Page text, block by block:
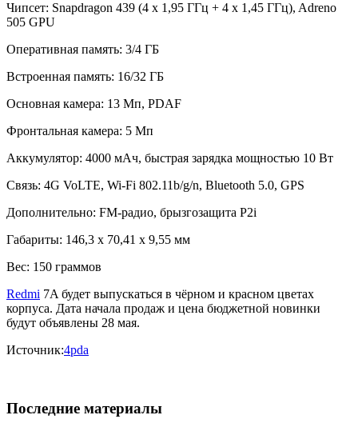
Чипсет: Snapdragon 439 (4 x 1,95 ГГц + 4 x 1,45 ГГц), Adreno
505 GPU
Оперативная память: 3/4 ГБ
Встроенная память: 16/32 ГБ
Основная камера: 13 Мп, PDAF
Фронтальная камера: 5 Мп
Аккумулятор: 4000 мАч, быстрая зарядка мощностью 10 Вт
Связь: 4G VoLTE, Wi-Fi 802.11b/g/n, Bluetooth 5.0, GPS
Дополнительно: FM-радио, брызгозащита P2i
Габариты: 146,3 x 70,41 x 9,55 мм
Вес: 150 граммов
Redmi 7A будет выпускаться в чёрном и красном цветах
корпуса. Дата начала продаж и цена бюджетной новинки
будут объявлены 28 мая.
Источник:4pda
Последние материалы